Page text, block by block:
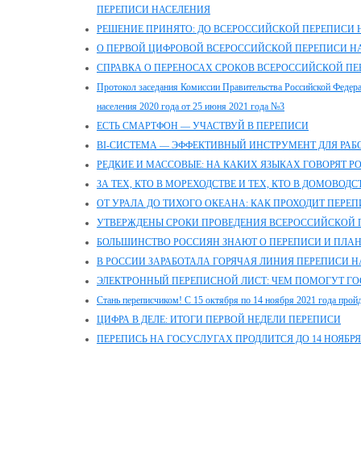
ПЕРЕПИСИ НАСЕЛЕНИЯ
РЕШЕНИЕ ПРИНЯТО: ДО ВСЕРОССИЙСКОЙ ПЕРЕПИСИ
О ПЕРВОЙ ЦИФРОВОЙ ВСЕРОССИЙСКОЙ ПЕРЕПИСИ
СПРАВКА О ПЕРЕНОСАХ СРОКОВ ВСЕРОССИЙСКОЙ
Протокол заседания Комиссии Правительства Российской
населения 2020 года от 25 июня 2021 года №3
ЕСТЬ СМАРТФОН — УЧАСТВУЙ В ПЕРЕПИСИ
BI-СИСТЕМА — ЭФФЕКТИВНЫЙ ИНСТРУМЕНТ ДЛЯ
РЕДКИЕ И МАССОВЫЕ: НА КАКИХ ЯЗЫКАХ ГОВОРЯТ
ЗА ТЕХ, КТО В МОРЕХОДСТВЕ И ТЕХ, КТО В
ОТ УРАЛА ДО ТИХОГО ОКЕАНА: КАК ПРОХОДИТ
УТВЕРЖДЕНЫ СРОКИ ПРОВЕДЕНИЯ ВСЕРОССИЙСКОЙ
БОЛЬШИНСТВО РОССИЯН ЗНАЮТ О ПЕРЕПИСИ И
В РОССИИ ЗАРАБОТАЛА ГОРЯЧАЯ ЛИНИЯ ПЕРЕПИСИ
ЭЛЕКТРОННЫЙ ПЕРЕПИСНОЙ ЛИСТ: ЧЕМ ПОМОГУТ
Стань переписчиком! С 15 октября по 14 ноября 2021 года
ЦИФРА В ДЕЛЕ: ИТОГИ ПЕРВОЙ НЕДЕЛИ ПЕРЕПИСИ
ПЕРЕПИСЬ НА ГОСУСЛУГАХ ПРОДЛИТСЯ ДО 14 НОЯБРЯ